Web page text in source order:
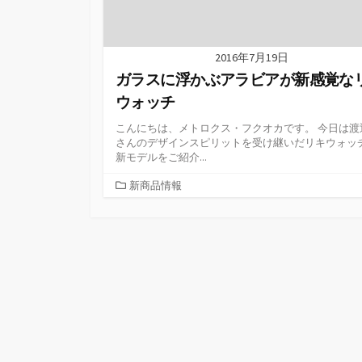
2016年7月19日
ガラスに浮かぶアラビアが新感覚な
ウォッチ
こんにちは、メトロクス・フクオカです。 今日は渡
さんのデザインスピリットを受け継いだリキウォッ
新モデルをご紹介...
カ新商品情報